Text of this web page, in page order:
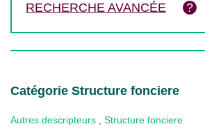
RECHERCHE AVANCÉE
Catégorie Structure fonciere
Autres descripteurs Structure fonciere